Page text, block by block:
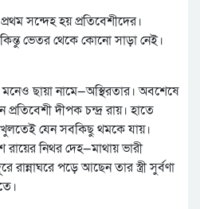
সন্দেহ হয় প্রতিবেশীদের।
ভেতর থেকে কোনো সাড়া নেই।
ছায়া নামে—অস্থিরতার। অবশেষে
দীপক চন্দ্র রায়। হাতে
খুলতেই যেন সবকিছু থমকে যায়।
নিথর দেহ—মাথায় ভারী
পড়ে আছেন তার স্ত্রী সুর্বণা